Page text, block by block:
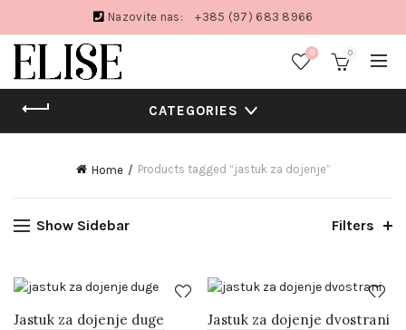
Nazovite nas: +385 (97) 683 8966
0 0
CATEGORIES
Home Products tagged “jastuk za dojenje”
Show Sidebar Filters
Jastuk za dojenje duge
Jastuk za dojenje dvostrani